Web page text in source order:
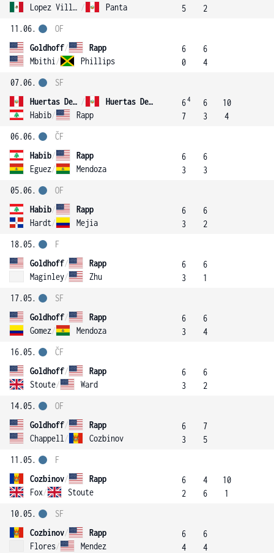
Lopez Villasenor / Panta 5
2
11.06.
Goldhoff/
Rapp
Mbithi / Phillips
OF
6
0
6
4
07.06.
Huertas Del Pino /
Huertas Del Pino
Habib/ Rapp
SF
64
7
6
3
10
4
06.06.
Habib/
Rapp
Eguez/ Mendoza
ČF
6
3
6
3
05.06.
Habib/
Rapp
Hardt/ Mejia
OF
6
3
6
2
18.05.
Goldhoff/
Rapp
Maginley/ Zhu
F
6
3
6
1
17.05.
Goldhoff/
Rapp
Gomez/ Mendoza
SF
6
3
6
4
16.05.
Goldhoff/
Rapp
Stoute/ Ward
ČF
6
3
6
2
14.05.
Goldhoff/
Rapp
Chappell / Cozbinov
OF
6
3
7
5
11.05.
Cozbinov/
Rapp
Fox/ Stoute
F
6
2
4
6
10
1
10.05.
Cozbinov/
Rapp
Flores/ Mendez
SF
6
4
6
4